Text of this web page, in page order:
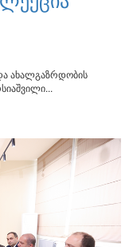
ახალგაზრდობის